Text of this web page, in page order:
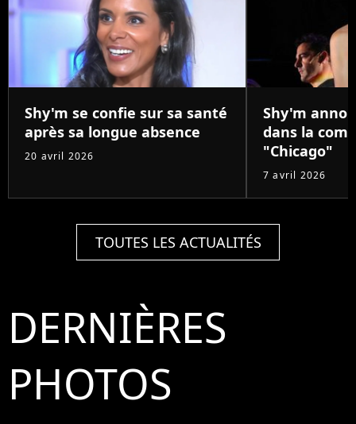
Shy'm se confie sur sa santé
après sa longue absence
20 avril 2026
Shy'm
dans la
"Chicago"
7 avril 2026
TOUTES LES ACTUALITÉS
DERNIÈRES
PHOTOS